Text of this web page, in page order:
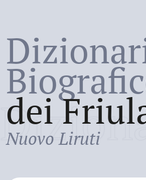
dei
Nuovo Liruti